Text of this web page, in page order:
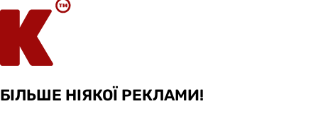
БІЛЬШЕ НІЯКОЇ РЕКЛАМИ!